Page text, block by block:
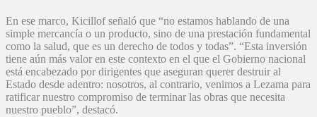
En ese marco, Kicillof señaló que “no estamos hablando de una
simple mercancía o un producto, sino de una prestación fundamental
como la salud, que es un derecho de todos y todas”. “Esta inversión
tiene aún más valor en este contexto en el que el Gobierno nacional
está encabezado por dirigentes que aseguran querer destruir al
Estado desde adentro: nosotros, al contrario, venimos a Lezama para
ratificar nuestro compromiso de terminar las obras que necesita
nuestro pueblo”, destacó.